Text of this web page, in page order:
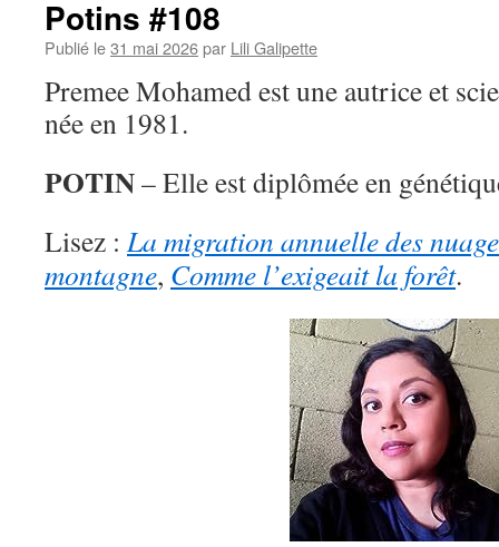
Potins #108
Publié le31 mai 2026par Lili Galipette
Premee Mohamed est une autrice et
née en 1981.
POTIN– Elle est diplômée en
Lisez :La migration annuelle des
montagne, Comme l’exigeait la forêt.